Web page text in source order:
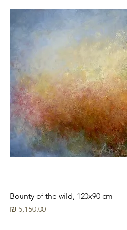
Bounty of the wild, 120x90 cm
מחיר